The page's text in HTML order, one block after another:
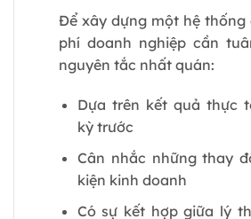
Để xây dựng một hệ thống
phí doanh nghiệp cần
nguyên tắc nhất quán:
Dựa trên kết quả thực
kỳ trước
Cân nhắc những thay
kiện kinh doanh
Có sự kết hợp giữa lý